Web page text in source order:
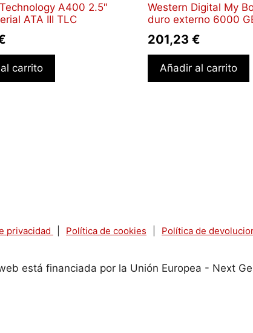
A400 2.5″
ATA III TLC
carrito
Western Digital My
duro externo 6000
201,23€
Añadir al carrito
privacidad Política de cookies Política de
está financiada por la Unión Europea - Next